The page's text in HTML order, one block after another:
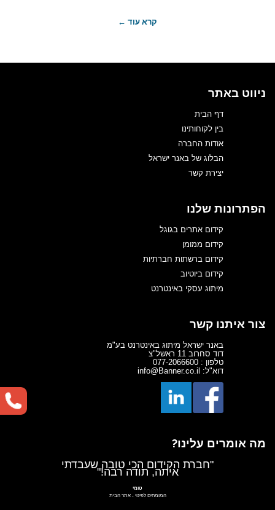
קרא עוד ←
ניווט באתר
דף הבית
בין לקוחותינו
אודות החברה
הבלוג של באנר ישראל
יצירת קשר
הפתרונות שלנו
קידום אתרים בגוגל
קידום ממומן
קידום ברשתות חברתיות
קידום ביוטיוב
מיתוג עסקי באינטרנט
צור איתנו קשר
באנר ישראל מיתוג באינטרנט בע"מ
דוד סחרוב 11 ראשל"צ
טלפון : 077-2066600
דוא"ל: info@Banner.co.il
מה אומרים עלינו?
"חברת הקידום הכי טובה שעבדתי
איתה, תודה רבה!"
טומי
המומחים לפינוי-אתר הבית
"עם באנר ישראל מרגיש שפגעתי,
לא רק מקדמים מעולה אלה גם
נותנים את השירות הטוב
בישראל"